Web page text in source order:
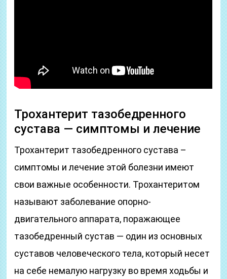
Трохантерит тазобедренного
сустава — симптомы и лечение
Трохантерит тазобедренного сустава –
симптомы и лечение этой болезни имеют
свои важные особенности. Трохантеритом
называют заболевание опорно-
двигательного аппарата, поражающее
тазобедренный сустав — один из основных
суставов человеческого тела, который несет
на себе немалую нагрузку во время ходьбы и